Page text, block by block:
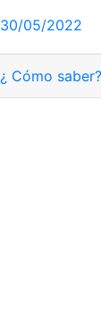
30/05/2022
¿ Cómo saber?